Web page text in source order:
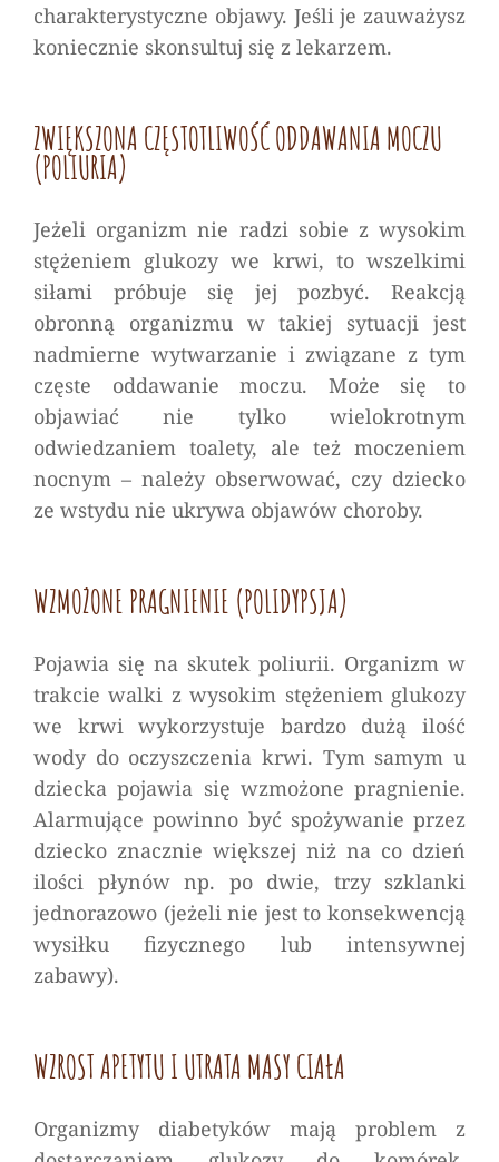
charakterystyczne objawy. Jeśli je zauważysz
koniecznie skonsultuj się z lekarzem.
ZWIĘKSZONA CZĘSTOTLIWOŚĆ ODDAWANIA MOCZU
(POLIURIA)
Jeżeli organizm nie radzi sobie z wysokim
stężeniem glukozy we krwi, to wszelkimi
siłami próbuje się jej pozbyć. Reakcją
obronną organizmu w takiej sytuacji jest
nadmierne wytwarzanie i związane z tym
częste oddawanie moczu. Może się to
objawiać nie tylko wielokrotnym
odwiedzaniem toalety, ale też moczeniem
nocnym – należy obserwować, czy dziecko
ze wstydu nie ukrywa objawów choroby.
WZMOŻONE PRAGNIENIE (POLIDYPSJA)
Pojawia się na skutek poliurii. Organizm w
trakcie walki z wysokim stężeniem glukozy
we krwi wykorzystuje bardzo dużą ilość
wody do oczyszczenia krwi. Tym samym u
dziecka pojawia się wzmożone pragnienie.
Alarmujące powinno być spożywanie przez
dziecko znacznie większej niż na co dzień
ilości płynów np. po dwie, trzy szklanki
jednorazowo (jeżeli nie jest to konsekwencją
wysiłku fizycznego lub intensywnej
zabawy).
WZROST APETYTU I UTRATA MASY CIAŁA
Organizmy diabetyków mają problem z